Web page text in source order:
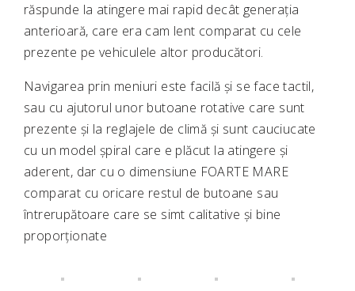
răspunde la atingere mai rapid decât generația
anterioară, care era cam lent comparat cu cele
prezente pe vehiculele altor producători.
Navigarea prin meniuri este facilă și se face tactil,
sau cu ajutorul unor butoane rotative care sunt
prezente și la reglajele de climă și sunt cauciucate
cu un model șpiral care e plăcut la atingere și
aderent, dar cu o dimensiune FOARTE MARE
comparat cu oricare restul de butoane sau
întrerupătoare care se simt calitative și bine
proporționate